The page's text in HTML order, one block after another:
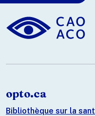
opto.ca
Bibliothèque sur la